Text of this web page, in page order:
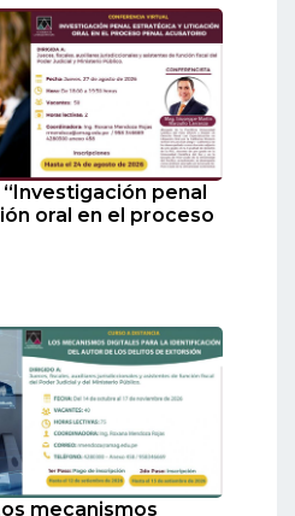
penal
oral en el proceso
mecanismos